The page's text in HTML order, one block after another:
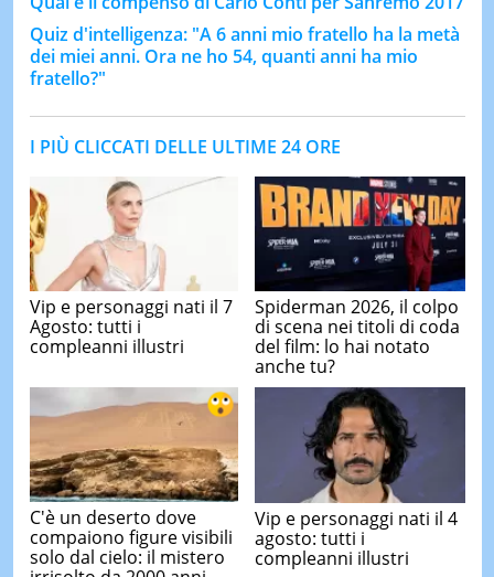
Quiz d'intelligenza: "A 6 anni mio fratello ha la metà
dei miei anni. Ora ne ho 54, quanti anni ha mio
fratello?"
I PIÙ CLICCATI DELLE ULTIME 24 ORE
Vip e personaggi nati il 7
Agosto: tutti i
compleanni illustri
Spiderman 2026, il colpo
di scena nei titoli di coda
del film: lo hai notato
anche tu?
C'è un deserto dove
compaiono figure visibili
solo dal cielo: il mistero
Vip e personaggi nati il 4
agosto: tutti i
compleanni illustri